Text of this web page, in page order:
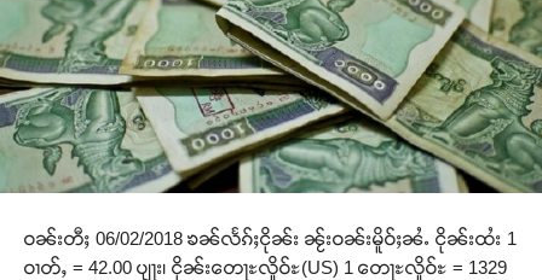
ဝၼ်းတီႈ 06/02/2018 ၶၼ်လႅၵ်ႈငိုၼ်း ၼႂ်းဝၼ်းမိူဝ်ႈၼႆႉ ငိုၼ်းထႆး 1
ဝၢတ်ႇ = 42.00 ပျႃး၊ ငိုၼ်းတေႃႊလိူဝ်ႊ(US) 1 တေႃႊလိူဝ်ႊ = 1329